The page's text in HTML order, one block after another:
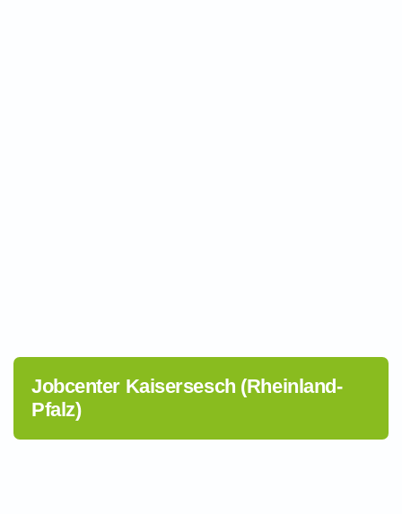
Jobcenter Kaisersesch (Rheinland-
Pfalz)